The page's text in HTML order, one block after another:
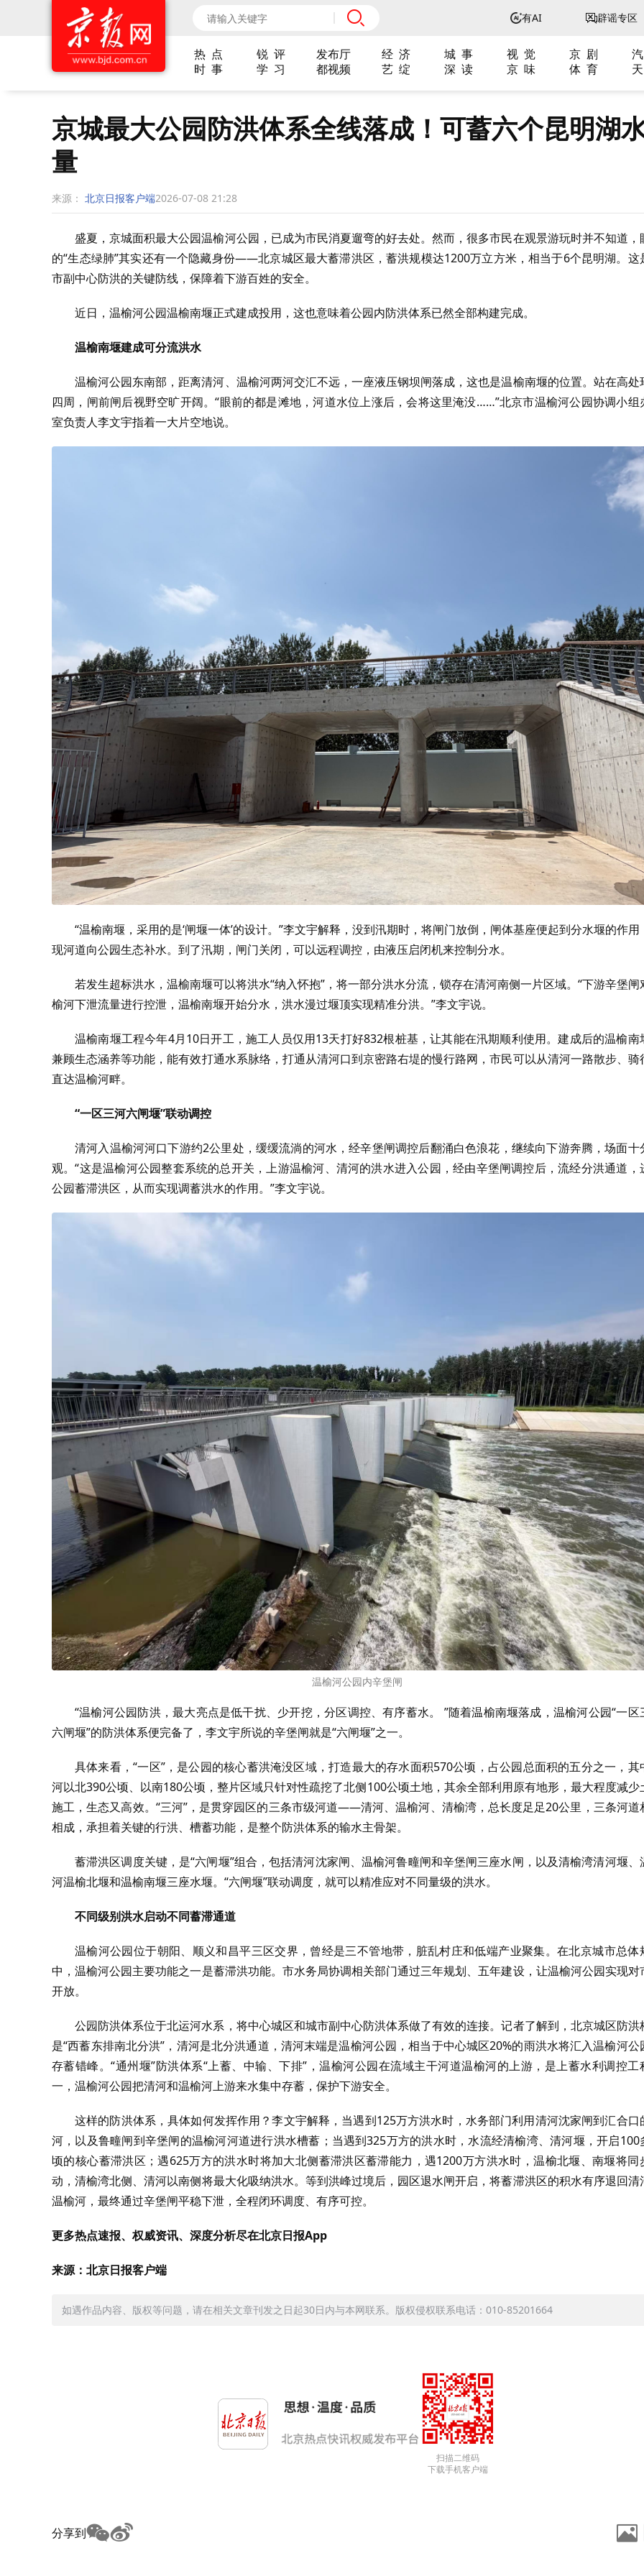
有AI 辟谣专区
热 点 锐 评 发布厅 经 济 城 事 视 觉 京 剧
时 事
学 习 都视频 艺 绽 深 读 京 味 体 育
京城最大公园防洪体系全线落成！可蓄六个昆明湖
量
来源： 北京日报客户端2026-07-08 21:28
盛夏，京城面积最大公园温榆河公园，已成为市民消夏遛弯的好去处。然而，很多市民在观景游玩时并不知道，
的“生态绿肺”其实还有一个隐藏身份——北京城区最大蓄滞洪区，蓄洪规模达1200万立方米，相当于6个昆明湖。这
市副中心防洪的关键防线，保障着下游百姓的安全。
近日，温榆河公园温榆南堰正式建成投用，这也意味着公园内防洪体系已然全部构建完成。
温榆南堰建成可分流洪水
温榆河公园东南部，距离清河、温榆河两河交汇不远，一座液压钢坝闸落成，这也是温榆南堰的位置。站在高处
四周，闸前闸后视野空旷开阔。“眼前的都是滩地，河道水位上涨后，会将这里淹没……”北京市温榆河公园协调小组
室负责人李文宇指着一大片空地说。
“温榆南堰，采用的是‘闸堰一体’的设计。”李文宇解释，没到汛期时，将闸门放倒，闸体基座便起到分水堰的作用
现河道向公园生态补水。到了汛期，闸门关闭，可以远程调控，由液压启闭机来控制分水。
若发生超标洪水，温榆南堰可以将洪水“纳入怀抱”，将一部分洪水分流，锁存在清河南侧一片区域。“下游辛堡闸
榆河下泄流量进行控泄，温榆南堰开始分水，洪水漫过堰顶实现精准分洪。”李文宇说。
温榆南堰工程今年4月10日开工，施工人员仅用13天打好832根桩基，让其能在汛期顺利使用。建成后的温榆南
兼顾生态涵养等功能，能有效打通水系脉络，打通从清河口到京密路右堤的慢行路网，市民可以从清河一路散步、骑
直达温榆河畔。
“一区三河六闸堰”联动调控
清河入温榆河河口下游约2公里处，缓缓流淌的河水，经辛堡闸调控后翻涌白色浪花，继续向下游奔腾，场面十
观。“这是温榆河公园整套系统的总开关，上游温榆河、清河的洪水进入公园，经由辛堡闸调控后，流经分洪通道，
公园蓄滞洪区，从而实现调蓄洪水的作用。”李文宇说。
温榆河公园内辛堡闸
“温榆河公园防洪，最大亮点是低干扰、少开挖，分区调控、有序蓄水。 ”随着温榆南堰落成，温榆河公园“一区
六闸堰”的防洪体系便完备了，李文宇所说的辛堡闸就是“六闸堰”之一。
具体来看，“一区”，是公园的核心蓄洪淹没区域，打造最大的存水面积570公顷，占公园总面积的五分之一，其
河以北390公顷、以南180公顷，整片区域只针对性疏挖了北侧100公顷土地，其余全部利用原有地形，最大程度减少
施工，生态又高效。“三河”，是贯穿园区的三条市级河道——清河、温榆河、清榆湾，总长度足足20公里，三条河道
相成，承担着关键的行洪、槽蓄功能，是整个防洪体系的输水主骨架。
蓄滞洪区调度关键，是“六闸堰”组合，包括清河沈家闸、温榆河鲁疃闸和辛堡闸三座水闸，以及清榆湾清河堰、
河温榆北堰和温榆南堰三座水堰。“六闸堰”联动调度，就可以精准应对不同量级的洪水。
不同级别洪水启动不同蓄滞通道
温榆河公园位于朝阳、顺义和昌平三区交界，曾经是三不管地带，脏乱村庄和低端产业聚集。在北京城市总体
中，温榆河公园主要功能之一是蓄滞洪功能。市水务局协调相关部门通过三年规划、五年建设，让温榆河公园实现对
开放。
公园防洪体系位于北运河水系，将中心城区和城市副中心防洪体系做了有效的连接。记者了解到，北京城区防洪
是“西蓄东排南北分洪”，清河是北分洪通道，清河末端是温榆河公园，相当于中心城区20%的雨洪水将汇入温榆河公
存蓄错峰。“通州堰”防洪体系“上蓄、中输、下排”，温榆河公园在流域主干河道温榆河的上游，是上蓄水利调控工
一，温榆河公园把清河和温榆河上游来水集中存蓄，保护下游安全。
这样的防洪体系，具体如何发挥作用？李文宇解释，当遇到125万方洪水时，水务部门利用清河沈家闸到汇合口
河，以及鲁疃闸到辛堡闸的温榆河河道进行洪水槽蓄；当遇到325万方的洪水时，水流经清榆湾、清河堰，开启100
顷的核心蓄滞洪区；遇625万方的洪水时将加大北侧蓄滞洪区蓄滞能力，遇1200万方洪水时，温榆北堰、南堰将同
动，清榆湾北侧、清河以南侧将最大化吸纳洪水。等到洪峰过境后，园区退水闸开启，将蓄滞洪区的积水有序退回清
温榆河，最终通过辛堡闸平稳下泄，全程闭环调度、有序可控。
更多热点速报、权威资讯、深度分析尽在北京日报App
来源：北京日报客户端
如遇作品内容、版权等问题，请在相关文章刊发之日起30日内与本网联系。版权侵权联系电话：010-85201664
扫描二维码
下载手机客户端
分享到